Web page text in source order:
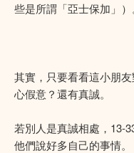
些是所謂「亞士保加」）
其實，只要看看這小朋
心假意？還有真誠。
若別人是真誠相處，13-
他們說好多自己的事情。